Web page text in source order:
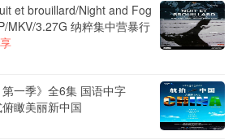
et brouillard/Night and Fog
MKV/3.27G 纳粹集中营暴行
一季》全6集 国语中字
瞰美丽新中国